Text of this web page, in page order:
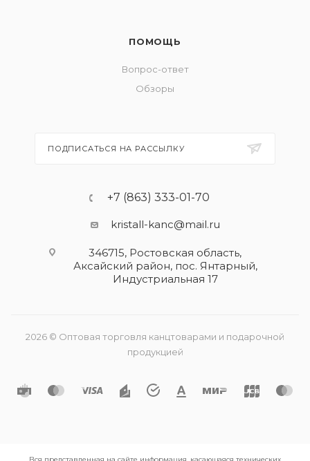
ПОМОЩЬ
Вопрос-ответ
Обзоры
ПОДПИСАТЬСЯ НА РАССЫЛКУ
+7 (863) 333-01-70
kristall-kanc@mail.ru
346715, Ростовская область​,
Аксайский район, пос. Янтарный,
Индустриальная 17
2026 © Оптовая торговля канцтоварами и подарочной
продукцией